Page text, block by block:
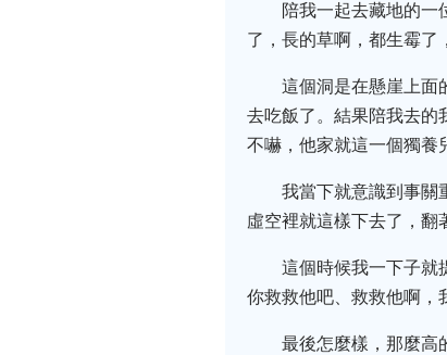
陪我一起去藏地的一
了，長的草啊，都生霉了
這個洞是在懸崖上面
去吃飯了。結果陪我去的
不嚇，他家就這一個獨養
我當下就意識到事關
虛空裡就這樣下去了，翻
這個時候我一下子就
你救救他吧、救救他啊，
最後怎麼樣，那麼高